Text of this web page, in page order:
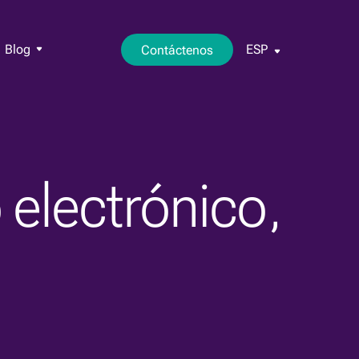
Blog Contáctenos ESP